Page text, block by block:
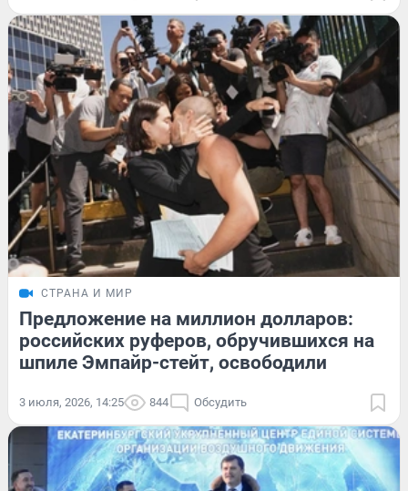
СТРАНА И МИР
Предложение на миллион долларов:
российских руферов, обручившихся на
шпиле Эмпайр-стейт, освободили
3 июля, 2026, 14:25 844 Обсудить